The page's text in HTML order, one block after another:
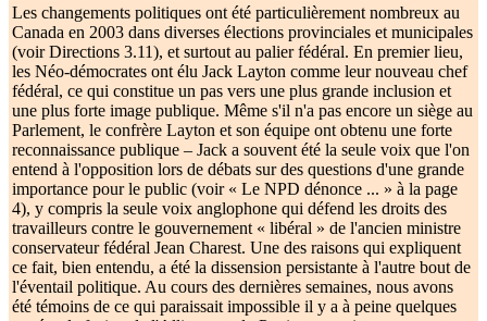
Les changements politiques ont été particulièrement nombreux au
Canada en 2003 dans diverses élections provinciales et municipales
(voir Directions 3.11), et surtout au palier fédéral. En premier lieu,
les Néo-démocrates ont élu Jack Layton comme leur nouveau chef
fédéral, ce qui constitue un pas vers une plus grande inclusion et
une plus forte image publique. Même s'il n'a pas encore un siège au
Parlement, le confrère Layton et son équipe ont obtenu une forte
reconnaissance publique – Jack a souvent été la seule voix que l'on
entend à l'opposition lors de débats sur des questions d'une grande
importance pour le public (voir « Le NPD dénonce ... » à la page
4), y compris la seule voix anglophone qui défend les droits des
travailleurs contre le gouvernement « libéral » de l'ancien ministre
conservateur fédéral Jean Charest. Une des raisons qui expliquent
ce fait, bien entendu, a été la dissension persistante à l'autre bout de
l'éventail politique. Au cours des dernières semaines, nous avons
été témoins de ce qui paraissait impossible il y a à peine quelques